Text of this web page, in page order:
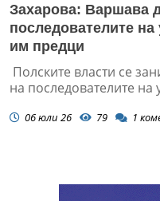
Захарова: Варшава
последователите
им предци
Полските власти се
на последователите на
06 юли 26 79 1